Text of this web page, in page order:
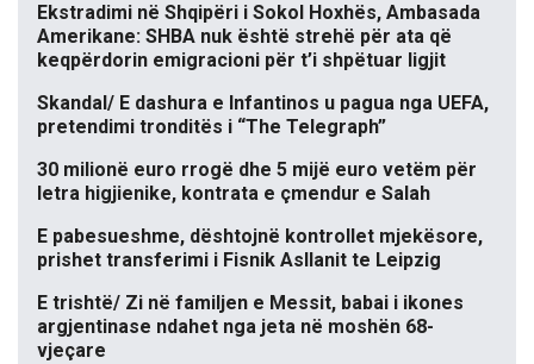
Ekstradimi në Shqipëri i Sokol Hoxhës, Ambasada
Amerikane: SHBA nuk është strehë për ata që
keqpërdorin emigracioni për t’i shpëtuar ligjit
Skandal/ E dashura e Infantinos u pagua nga UEFA,
pretendimi tronditës i “The Telegraph”
30 milionë euro rrogë dhe 5 mijë euro vetëm për
letra higjienike, kontrata e çmendur e Salah
E pabesueshme, dështojnë kontrollet mjekësore,
prishet transferimi i Fisnik Asllanit te Leipzig
E trishtë/ Zi në familjen e Messit, babai i ikones
argjentinase ndahet nga jeta në moshën 68-
vjeçare